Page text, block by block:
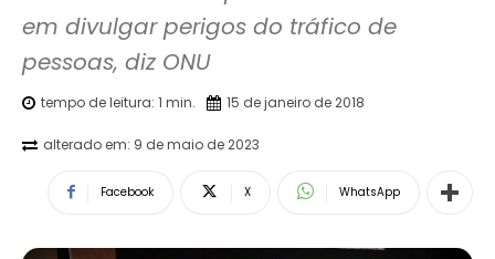
em divulgar perigos do tráfico de
pessoas, diz ONU
tempo de leitura: 1 min. 15 de janeiro de 2018
alterado em: 9 de maio de 2023
Facebook X WhatsApp